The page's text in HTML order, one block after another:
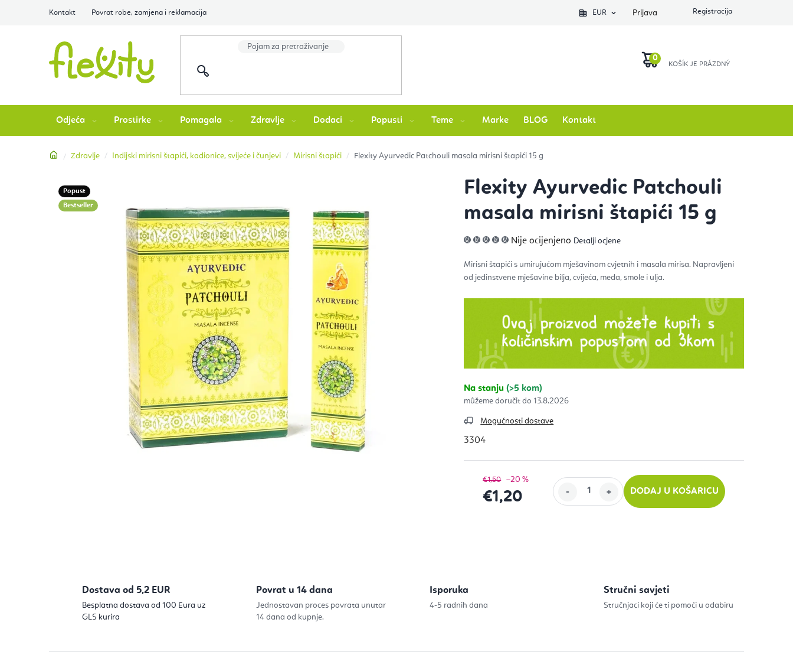
Kontakt Povrat robe, zamjena i reklamacija EUR Prijava
Odjeća Prostirke Pomagala Zdravlje Dodaci Popusti Teme Marke BLOG Kontakt
Početna
Zdravlje Indijski mirisni štapići, kadionice, svijeće i čunjevi Mirisni štapići Flexity Ayurvedic Patchouli masala mirisni štapići 15 g
Flexity Ayurvedic Patchouli
masala mirisni štapići 15 g
Prosječna
ocjena
0,0
5
Nije ocijenjeno Detalji ocjene
Mirisni štapići s umirujućom mješavinom cvjetnih i masala mirisa. Napravljeni
od jedinstvene mješavine bilja, cvijeća, meda, smole i ulja.
Na stanju(>5 kom)
13.8.2026
Mogućnosti dostave
3304
€1,50 –20 %
€1,20 DODAJ U KOŠARICU
Popust
Bestseller
Dostava od 5,2 EUR
Besplatna dostava od 100 Eura uz
GLS kurira
Povrat u 14 dana
Jednostavan proces povrata unutar
14 dana od kupnje.
Isporuka
4-5 radnih dana
Stručni savjeti
Stručnjaci koji će ti pomoći u odabiru